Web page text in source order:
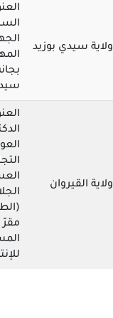
ولاية سيدي بوزيد
ولاية القيروان
مقرّ